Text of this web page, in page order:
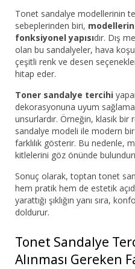
Tonet sandalye modellerinin
sebeplerinden biri,
fonksiyonel yapısıdır. Dış
olan bu sandalyeler, hava
çeşitli renk ve desen
hitap eder.
Toner sandalye tercihi
dekorasyonuna uyum
unsurlardır. Örneğin, klasik
sandalye modeli ile modern
farklılık gösterir. Bu nedenle,
kitlelerini göz önünde
Sonuç olarak, toptan tonet
hem pratik hem de estetik
yarattığı şıklığın yanı sıra,
doldurur.
Tonet Sandalye
Alınması Gereken